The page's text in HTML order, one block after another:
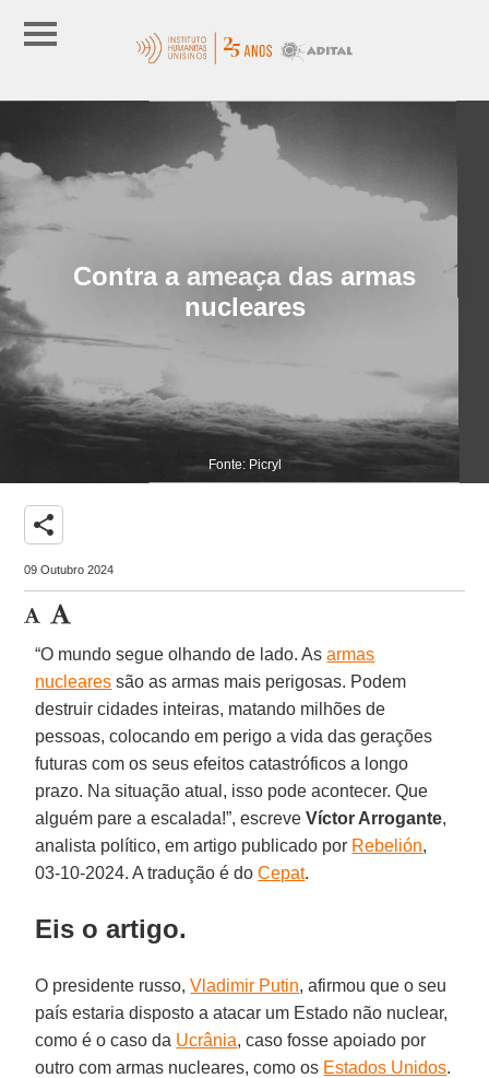
Contra a ameaça das armas
nucleares
Fonte: Picryl
share
09 Outubro 2024
“O mundo segue olhando de lado. Asarmas
nucleares são as armas mais perigosas. Podem
destruir cidades inteiras, matando milhões de
pessoas, colocando em perigo a vida das gerações
futuras com os seus efeitos catastróficos a longo
prazo. Na situação atual, isso pode acontecer. Que
alguém pare a escalada!”, escreveVíctor Arrogante,
analista político, em artigo publicado por Rebelión,
03-10-2024. A tradução é doCepat.
Eis o artigo.
O presidente russo,Vladimir Putin, afirmou que o seu
país estaria disposto a atacar um Estado não nuclear,
como é o caso da Ucrânia, caso fosse apoiado por
outro com armas nucleares, como os Estados Unidos.